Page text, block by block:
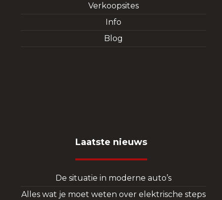
Verkoopsites
Info
Blog
Laatste nieuws
De situatie in moderne auto’s
Alles wat je moet weten over elektrische steps